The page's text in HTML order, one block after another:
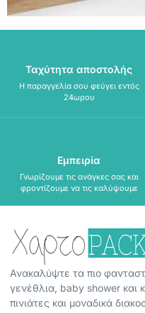
Ταχύτητα αποστολής
Η παραγγελία σου φεύγει εντός
24ωρου
Εμπειρία
Γνωρίζουμε τις ανάγκες σας και
φροντίζουμε να τις καλύψουμε
Ανακαλύψτε τα πιο
γενέθλια, baby shower και
πινιάτες και μοναδικά